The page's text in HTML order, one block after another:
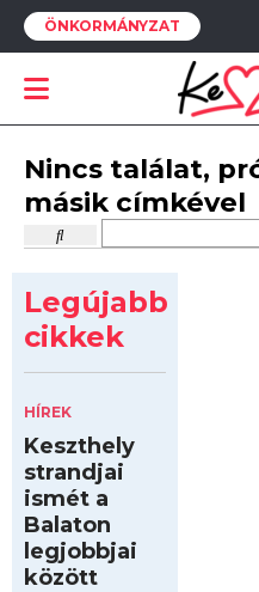
ÖNKORMÁNYZAT
Nincs találat,
másik címkével
Legújabb
cikkek
HÍREK
Keszthely
strandjai
ismét a
Balaton
legjobbjai
között